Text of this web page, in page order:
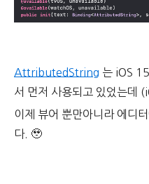
AttributedString 는 iOS
서 먼저 사용되고 있었는데
이제 뷰어 뿐만아니라 에디
다. 🥹